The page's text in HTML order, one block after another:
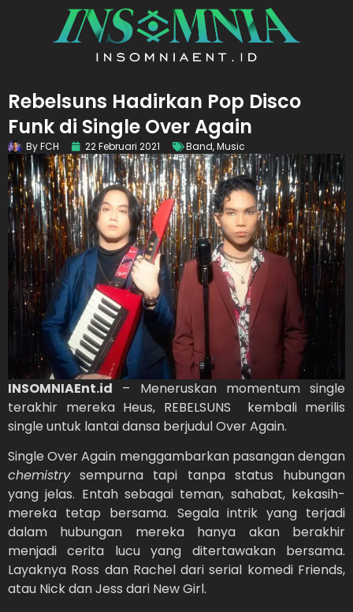
Rebelsuns Hadirkan Pop Disco
Funk di Single Over Again
ByFCH 22 Februari 2021 Band,Music
INSOMNIAEnt.id – Meneruskan momentum single
terakhir mereka Heus, REBELSUNS kembali merilis
single untuk lantai dansa berjudul Over Again.
Single Over Again menggambarkan pasangan dengan
chemistrysempurna tapi tanpa status hubungan
yang jelas. Entah sebagai teman, sahabat, kekasih-
mereka tetap bersama. Segala intrik yang terjadi
dalam hubungan mereka hanya akan berakhir
menjadi cerita lucu yang ditertawakan bersama.
Layaknya Ross dan Rachel dari serial komedi Friends,
atau Nick dan Jess dari New Girl.